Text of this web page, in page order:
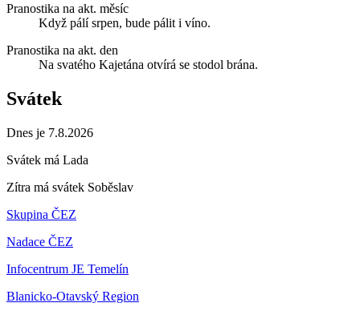
Pranostika na akt. měsíc
Když pálí srpen, bude pálit i víno.
Pranostika na akt. den
Na svatého Kajetána otvírá se stodol brána.
Svátek
Dnes je 7.8.2026
Svátek má Lada
Zítra má svátek Soběslav
Skupina ČEZ
Nadace ČEZ
Infocentrum JE Temelín
Blanicko-Otavský Region